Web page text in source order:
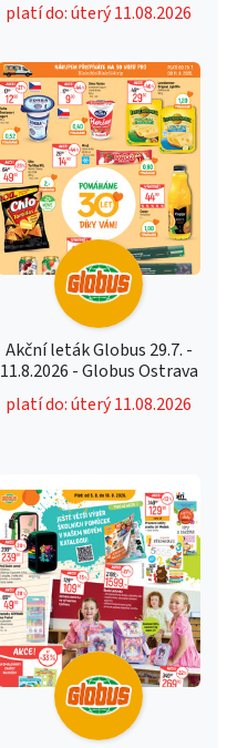
platí do: úterý 11.08.2026
Akční leták Globus 29.7. -
11.8.2026 - Globus Ostrava
platí do: úterý 11.08.2026